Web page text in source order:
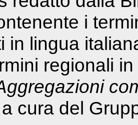
i
in lingua
regionali
cura del